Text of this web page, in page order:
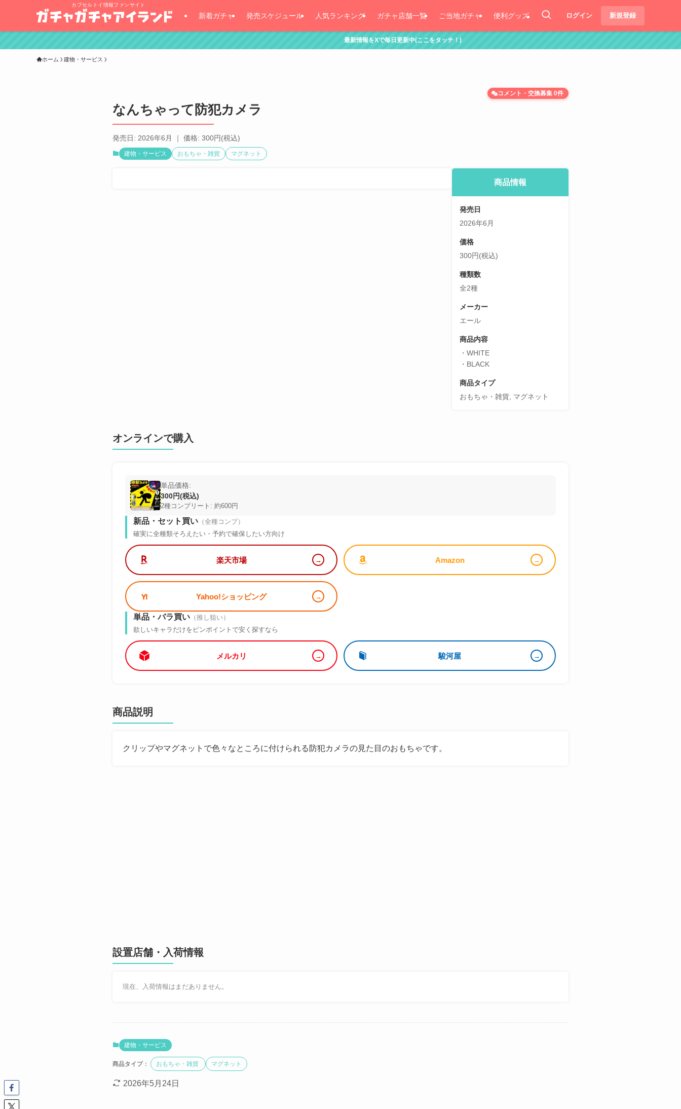
カプセルトイ情報ファンサイト
新着ガチャ 発売スケジュール 人気ランキング ガチャ店舗一覧 ご当地ガチャ 便利グッズ ログイン 新規登録
最新情報をXで毎日更新中(ここをタッチ！)
ホーム 建物・サービス
なんちゃって防犯カメラ
コメント・交換募集 0件
発売日: 2026年6月 ｜ 価格: 300円(税込)
建物・サービス おもちゃ・雑貨 マグネット
商品情報
発売日
2026年6月
価格
300円(税込)
種類数
全2種
メーカー
エール
商品内容
・WHITE
・BLACK
商品タイプ
おもちゃ・雑貨, マグネット
オンラインで購入
単品価格:
300円(税込)
2種コンプリート: 約600円
新品・セット買い （全種コンプ）
確実に全種類そろえたい・予約で確保したい方向け
楽天市場 Amazon
Yahoo!ショッピング
単品・バラ買い （推し狙い）
欲しいキャラだけをピンポイントで安く探すなら
メルカリ 駿河屋
商品説明
クリップやマグネットで色々なところに付けられる防犯カメラの見た目のおもちゃです。
設置店舗・入荷情報
現在、入荷情報はまだありません。
建物・サービス
商品タイプ： おもちゃ・雑貨 マグネット
2026年5月24日